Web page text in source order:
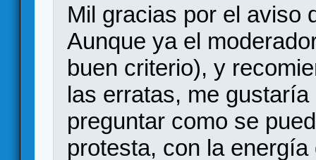
Mil gracias por el aviso
Aunque ya el
buen criterio), y
las erratas, me
preguntar como se
protesta, con la